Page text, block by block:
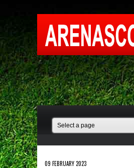
09 FEBRUARY 2023